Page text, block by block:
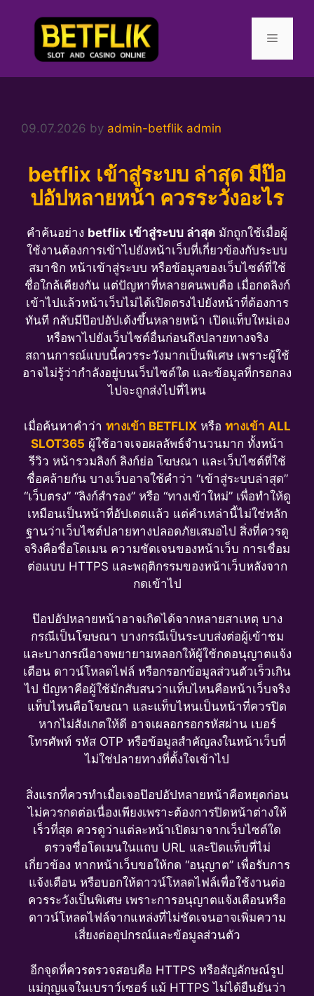
Menu
09.07.2026 by admin-betflik admin
betflix เข้าสู่ระบบ ล่าสุด มีป๊อ
ปอัปหลายหน้า ควรระวังอะไร
คำค้นอย่าง betflix เข้าสู่ระบบ ล่าสุด มักถูกใช้เมื่อผู้
ใช้งานต้องการเข้าไปยังหน้าเว็บที่เกี่ยวข้องกับระบบ
สมาชิก หน้าเข้าสู่ระบบ หรือข้อมูลของเว็บไซต์ที่ใช้
ชื่อใกล้เคียงกัน แต่ปัญหาที่หลายคนพบคือ เมื่อกดลิงก์
เข้าไปแล้วหน้าเว็บไม่ได้เปิดตรงไปยังหน้าที่ต้องการ
ทันที กลับมีป๊อปอัปเด้งขึ้นหลายหน้า เปิดแท็บใหม่เอง
หรือพาไปยังเว็บไซต์อื่นก่อนถึงปลายทางจริง
สถานการณ์แบบนี้ควรระวังมากเป็นพิเศษ เพราะผู้ใช้
อาจไม่รู้ว่ากำลังอยู่บนเว็บไซต์ใด และข้อมูลที่กรอกลง
ไปจะถูกส่งไปที่ไหน
เมื่อค้นหาคำว่า ทางเข้า BETFLIXหรือ ทางเข้า ALL
SLOT365 ผู้ใช้อาจเจอผลลัพธ์จำนวนมาก ทั้งหน้า
รีวิว หน้ารวมลิงก์ ลิงก์ย่อ โฆษณา และเว็บไซต์ที่ใช้
ชื่อคล้ายกัน บางเว็บอาจใช้คำว่า “เข้าสู่ระบบล่าสุด”
“เว็บตรง” “ลิงก์สำรอง” หรือ “ทางเข้าใหม่” เพื่อทำให้ดู
เหมือนเป็นหน้าที่อัปเดตแล้ว แต่คำเหล่านี้ไม่ใช่หลัก
ฐานว่าเว็บไซต์ปลายทางปลอดภัยเสมอไป สิ่งที่ควรดู
จริงคือชื่อโดเมน ความชัดเจนของหน้าเว็บ การเชื่อม
ต่อแบบ HTTPS และพฤติกรรมของหน้าเว็บหลังจาก
กดเข้าไป
ป๊อปอัปหลายหน้าอาจเกิดได้จากหลายสาเหตุ บาง
กรณีเป็นโฆษณา บางกรณีเป็นระบบส่งต่อผู้เข้าชม
และบางกรณีอาจพยายามหลอกให้ผู้ใช้กดอนุญาตแจ้ง
เตือน ดาวน์โหลดไฟล์ หรือกรอกข้อมูลส่วนตัวเร็วเกิน
ไป ปัญหาคือผู้ใช้มักสับสนว่าแท็บไหนคือหน้าเว็บจริง
แท็บไหนคือโฆษณา และแท็บไหนเป็นหน้าที่ควรปิด
หากไม่สังเกตให้ดี อาจเผลอกรอกรหัสผ่าน เบอร์
โทรศัพท์ รหัส OTP หรือข้อมูลสำคัญลงในหน้าเว็บที่
ไม่ใช่ปลายทางที่ตั้งใจเข้าไป
สิ่งแรกที่ควรทำเมื่อเจอป๊อปอัปหลายหน้าคือหยุดก่อน
ไม่ควรกดต่อเนื่องเพียงเพราะต้องการปิดหน้าต่างให้
เร็วที่สุด ควรดูว่าแต่ละหน้าเปิดมาจากเว็บไซต์ใด
ตรวจชื่อโดเมนในแถบ URL และปิดแท็บที่ไม่
เกี่ยวข้อง หากหน้าเว็บขอให้กด “อนุญาต” เพื่อรับการ
แจ้งเตือน หรือบอกให้ดาวน์โหลดไฟล์เพื่อใช้งานต่อ
ควรระวังเป็นพิเศษ เพราะการอนุญาตแจ้งเตือนหรือ
ดาวน์โหลดไฟล์จากแหล่งที่ไม่ชัดเจนอาจเพิ่มความ
เสี่ยงต่ออุปกรณ์และข้อมูลส่วนตัว
อีกจุดที่ควรตรวจสอบคือ HTTPS หรือสัญลักษณ์รูป
แม่กุญแจในเบราว์เซอร์ แม้ HTTPS ไม่ได้ยืนยันว่า